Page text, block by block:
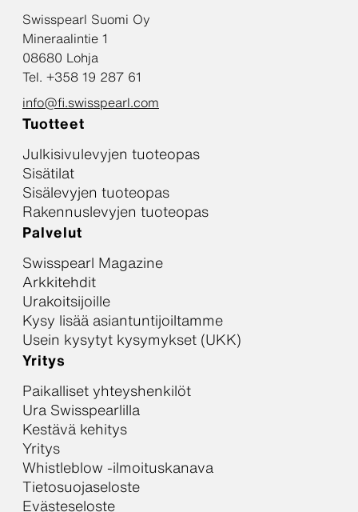
Swisspearl Suomi Oy
Mineraalintie 1
08680 Lohja
Tel. +358 19 287 61
info@fi.swisspearl.com
Tuotteet
Julkisivulevyjen tuoteopas
Sisätilat
Sisälevyjen tuoteopas
Rakennuslevyjen tuoteopas
Palvelut
Swisspearl Magazine
Arkkitehdit
Urakoitsijoille
Kysy lisää asiantuntijoiltamme
Usein kysytyt kysymykset (UKK)
Yritys
Paikalliset yhteyshenkilöt
Ura Swisspearlilla
Kestävä kehitys
Yritys
Whistleblow -ilmoituskanava
Tietosuojaseloste
Evästeseloste